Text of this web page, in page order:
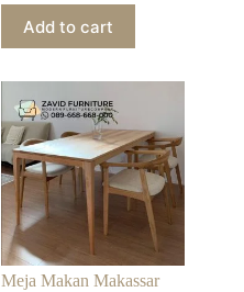
Add to cart
Meja Makan Makassar